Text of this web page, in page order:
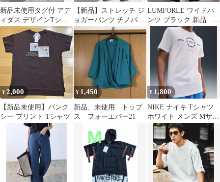
新品未使用タグ付 アデ
ィダス デザインTシャ
ツ ネイビー Mサイズ
【新品】ストレッチ ジ
ョガーパンツ チノパン
ベージュ
LUMFORLE ワイドパ
ンツ ブラック 新品
¥2,000
【新品未使用】バンク
シー プリント Tシャツ
¥ 1,450
新品、未使用 トップ
ス フォーエバー21
¥ 1,800
NIKE ナイキ Tシャツ
ホワイト メンズ Mサイ
ズ 新品未使用タグ付